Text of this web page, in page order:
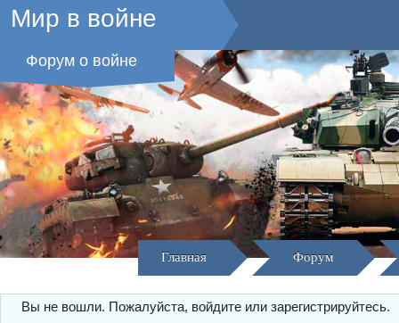
Мир в войне
Форум о войне
Главная Форум
Вы не вошли. Пожалуйста, войдите или зарегистрируйтесь.